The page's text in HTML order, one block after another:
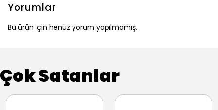
Yorumlar
Bu ürün için henüz yorum yapılmamış.
Çok Satanlar